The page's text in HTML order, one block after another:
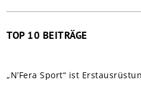
TOP 10 BEITRÄGE
„N’Fera Sport“ ist